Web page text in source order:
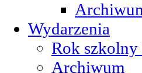
Wydarzenia
Rok
Archiwum